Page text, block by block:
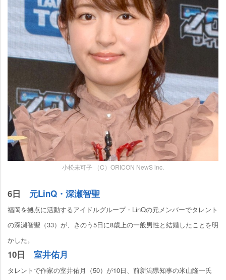
小松未可子 （C）ORICON NewS inc.
6日 元LinQ・深瀬智聖
福岡を拠点に活動するアイドルグループ・LinQの元メンバーでタレント
の深瀬智聖（33）が、きのう5日に8歳上の一般男性と結婚したことを明
かした。
10日 室井佑月
タレントで作家の室井佑月（50）が10日、前新潟県知事の米山隆一氏